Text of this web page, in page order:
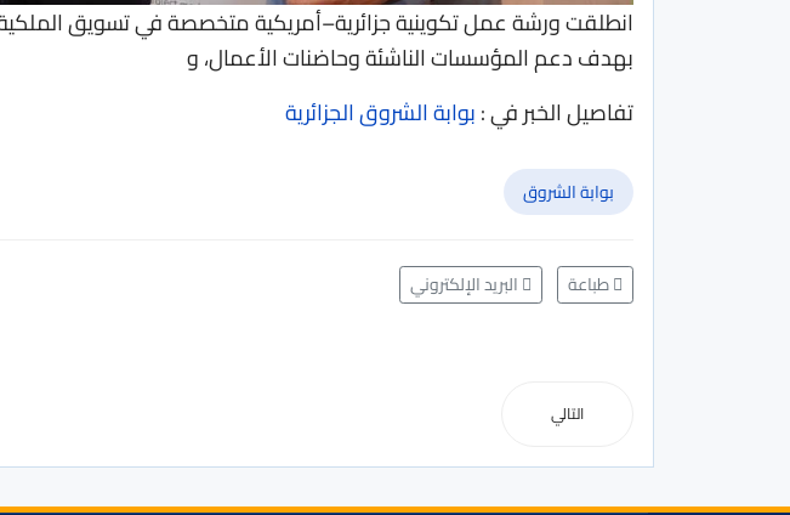
انطلقت ورشة عمل تكوينية جزائرية–أمريكية متخصصة في تسويق الملكية
بهدف دعم المؤسسات الناشئة وحاضنات الأعمال، و
تفاصيل الخبر في :بوابة الشروق الجزائرية
بوابة الشروق
طباعة البريد الإلكتروني
التالي